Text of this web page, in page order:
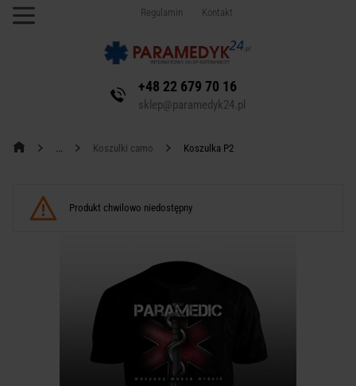
Regulamin Kontakt
+48 22 679 70 16
sklep@paramedyk24.pl
Koszulki camo Koszulka P2
Produkt chwilowo niedostępny